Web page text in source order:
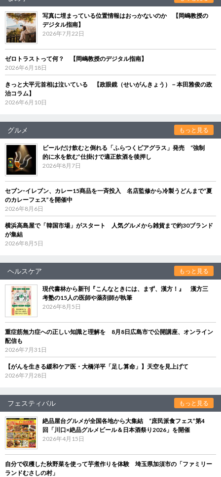
写真に埋まっている位置情報はおっかないのか 【岡嶋教授の
デジタル指南】
2026年7月22日
ゼロトラストって何？ 【岡嶋教授のデジタル指南】
2026年6月18日
きっと大平元首相は泣いている 【政眼鏡（せいがんきょう）－本田雅俊の政
治コラム】
2026年6月10日
グルメ もっと見る
ビールだけ飲むと倒れる「ふらつくビアグラス」発売 “強制
的に水を飲む”仕掛けで適正飲酒を後押し
2026年8月7日
セブン‐イレブン、カレー15商品を一斉投入 名店監修から冷製うどんまで“夏
のカレーフェス”を開催中
2026年8月6日
横浜高島屋で「韓国市場」がスタート 人気グルメから雑貨まで約30ブランド
が集結
2026年8月5日
ヘルスケア もっと見る
現代書林から新刊『こんなときには、まず、漢方！』 漢方三
考塾の15人の医師や薬剤師が執筆
2026年8月5日
重症筋無力症への正しい知識と理解を 8月8日広島市で公開講座、オンライン
配信も
2026年7月31日
【がんを生きる緩和ケア医・大橋洋平「足し算命」】天空を見上げて
2026年7月28日
フェスティバル もっと見る
絶品屋台グルメが全国各地から大集結 “庶民派食フェス”第4
回「川口×絶品グルメビール＆日本酒祭り2026」を開催
2026年4月15日
自分で収穫した秋野菜を使って芋煮作りを体験 埼玉県加須市の「ファミリー
ランドむさしの村」